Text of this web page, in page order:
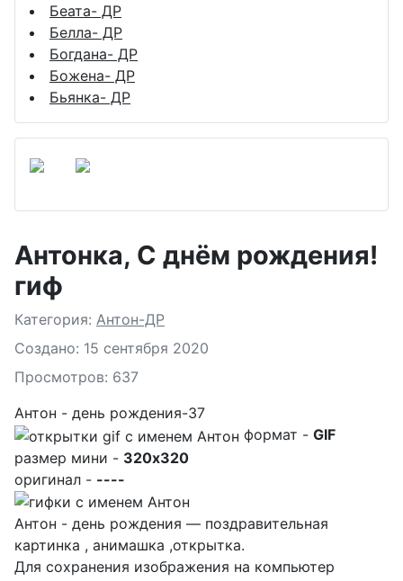
Беата- ДР
Белла- ДР
Богдана- ДР
Божена- ДР
Бьянка- ДР
Антонка, С днём рождения!
гиф
Подробности
Категория: Антон-ДР
Создано: 15 сентября 2020
Просмотров: 637
Антон - день рождения-37
формат - GIF
размер мини - 320x320
оригинал - ----
Антон - день рождения — поздравительная
картинка , анимашка ,открытка.
Для сохранения изображения на компьютер